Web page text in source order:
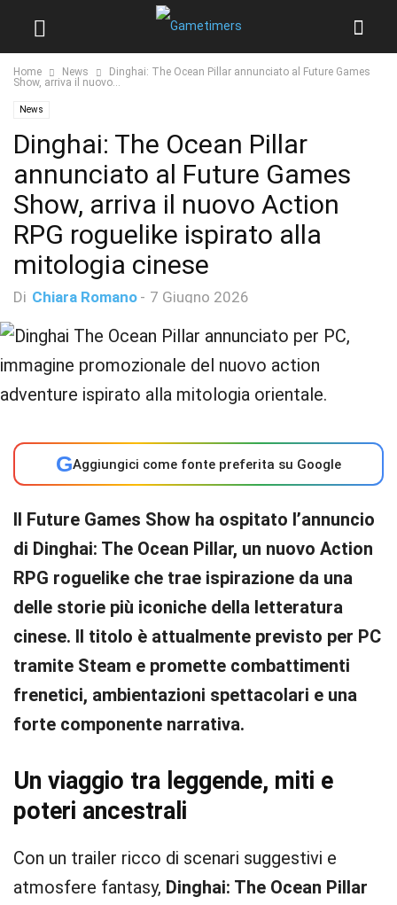
Home News
Dinghai: The Ocean Pillar annunciato al Future Games
Show, arriva il nuovo...
News
Dinghai: The Ocean Pillar
annunciato al Future Games
Show, arriva il nuovo Action
RPG roguelike ispirato alla
mitologia cinese
Di Chiara Romano - 7 Giugno 2026
GAggiungici come fonte preferita su Google
Il Future Games Show ha ospitato l’annuncio
di Dinghai: The Ocean Pillar, un nuovo Action
RPG roguelike che trae ispirazione da una
delle storie più iconiche della letteratura
cinese. Il titolo è attualmente previsto per PC
tramite Steam e promette combattimenti
frenetici, ambientazioni spettacolari e una
forte componente narrativa.
Un viaggio tra leggende, miti e
poteri ancestrali
Con un trailer ricco di scenari suggestivi e
atmosfere fantasy, Dinghai: The Ocean Pillar